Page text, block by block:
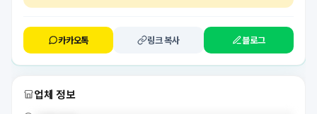
카카오톡 링크 복사 블로그
업체 정보